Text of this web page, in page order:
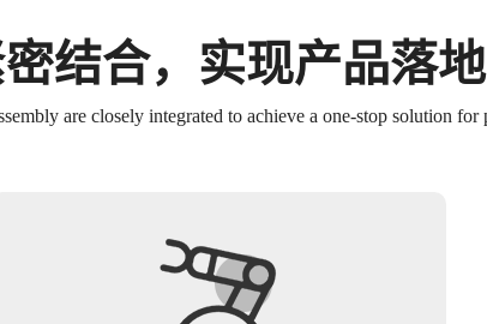
结合，实现产品落
are closely integrated to achieve a one-stop solution